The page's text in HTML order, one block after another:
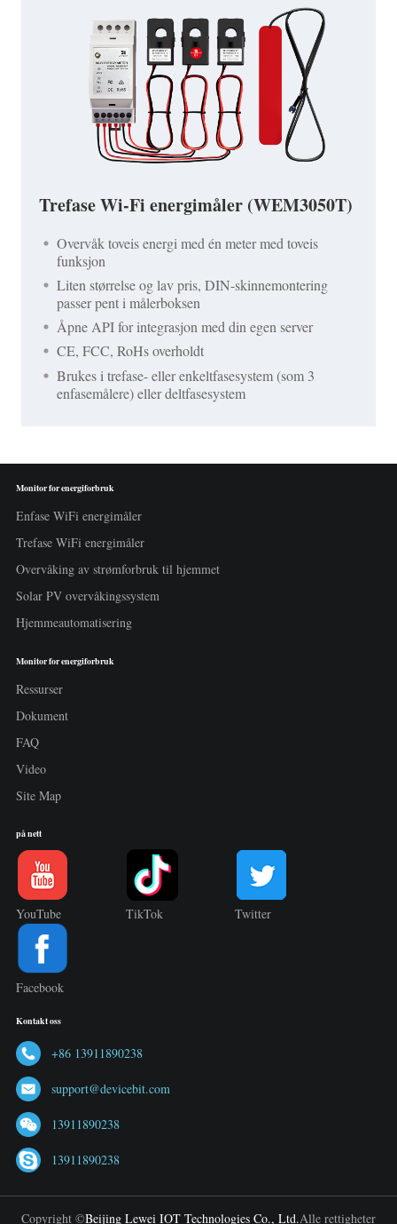
Trefase Wi-Fi energimåler (WEM3050T)
Overvåk toveis energi med én meter med toveis
funksjon
Liten størrelse og lav pris, DIN-skinnemontering
passer pent i målerboksen
Åpne API for integrasjon med din egen server
CE, FCC, RoHs overholdt
Brukes i trefase- eller enkeltfasesystem (som 3
enfasemålere) eller deltfasesystem
Monitor for energiforbruk
Enfase WiFi energimåler
Trefase WiFi energimåler
Overvåking av strømforbruk til hjemmet
Solar PV overvåkingssystem
Hjemmeautomatisering
Monitor for energiforbruk
Ressurser
Dokument
FAQ
Video
Site Map
på nett
YouTube TikTok Twitter
Facebook
Kontakt oss
+86 13911890238
support@devicebit.com
13911890238
13911890238
Copyright ©Beijing Lewei IOT Technologies Co., Ltd.Alle rettigheter